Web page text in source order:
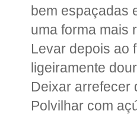
bem espaçadas
uma forma mais
Levar depois ao
ligeiramente
Deixar arrefecer
Polvilhar com